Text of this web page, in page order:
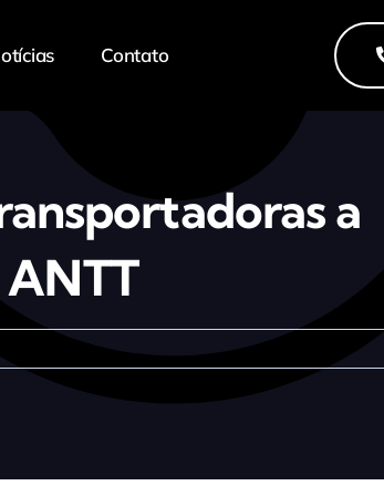
Contato
a